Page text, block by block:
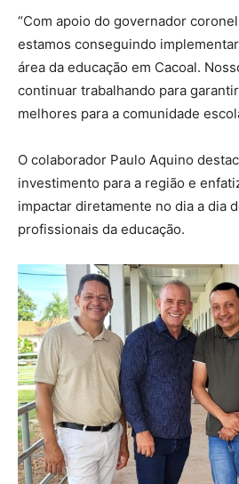
“Com apoio do governador
estamos conseguindo
área da educação em Cacoal.
continuar trabalhando para
melhores para a comunidade
O colaborador Paulo Aquino
investimento para a região e
impactar diretamente no dia a dia
profissionais da educação.